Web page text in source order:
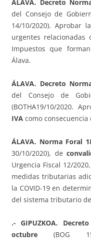
ÁLAVA. Decreto
del Consejo de
14/10/2020). Aprobar
urgentes relacionadas
Impuestos que
Álava.
ÁLAVA. Decreto
del Consejo de
(BOTHA19/10/2020.
IVA como consecuencia
ÁLAVA. Norma Foral
30/10/2020), de
Urgencia Fiscal 12/
medidas tributarias
la COVID-19 en
del sistema tributario
.- GIPUZKOA.
octubre (BOG